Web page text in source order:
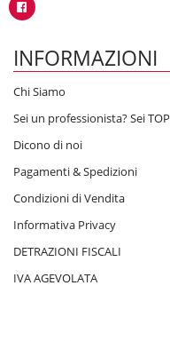
INFORMAZIONI
Chi Siamo
Sei un professionista? Sei TOP
Dicono di noi
Pagamenti & Spedizioni
Condizioni di Vendita
Informativa Privacy
DETRAZIONI FISCALI
IVA AGEVOLATA